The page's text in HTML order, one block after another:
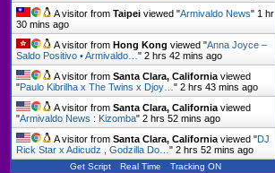
A visitor fromTaipei viewed "Armivaldo News" 1 hr
30 mins ago
A visitor from Hong Kong viewed "Anna Joyce –
Saldo Positivo • Armivaldo…"2 hrs 42 mins ago
A visitor fromSanta Clara, California viewed
"Paulo Kibrilha x The Twins x Djoy…"2 hrs 43 mins ago
A visitor fromSanta Clara, California viewed
"Armivaldo News : Kizomba"2 hrs 52 mins ago
A visitor fromSanta Clara, California viewed "DJ
Rick Star x Adicudz , Godzilla Do…"2 hrs 52 mins ago
Get Script Real Time Tracking ON